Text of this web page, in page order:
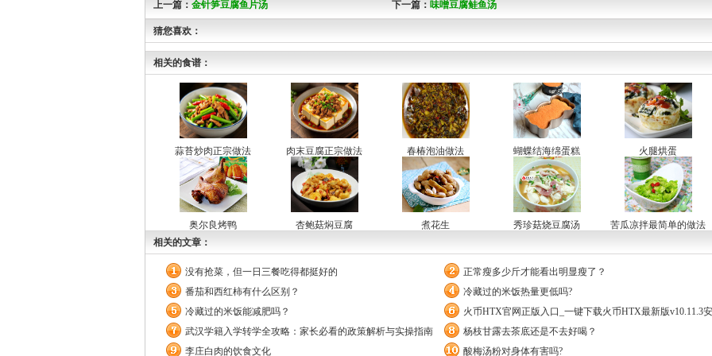
上一篇： 金针笋豆腐鱼片汤 下一篇： 味噌豆腐鲑鱼汤
猜您喜欢：
相关的食谱：
蒜苔炒肉正宗做法 肉末豆腐正宗做法 春椿泡油做法 蝴蝶结海绵蛋糕 火腿烘蛋
奥尔良烤鸭 杏鲍菇焖豆腐 煮花生 秀珍菇烧豆腐汤
苦瓜凉拌最简单的做法
相关的文章：
没有抢菜，但一日三餐吃得都挺好的
正常瘦多少斤才能看出明显瘦了？
番茄和西红柿有什么区别？
冷藏过的米饭热量更低吗?
冷藏过的米饭能减肥吗？
火币HTX官网正版入口_一键下载火币HTX最新版v10.11.3安
武汉学籍入学转学全攻略：家长必看的政策解析与实操指南
杨枝甘露去茶底还是不去好喝？
李庄白肉的饮食文化
酸梅汤粉对身体有害吗?